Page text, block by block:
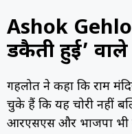
Ashok
डकैती हुई’
गहलोत ने कहा कि राम
चुके हैं कि यह चोरी नहीं
आरएसएस और भाजपा भी